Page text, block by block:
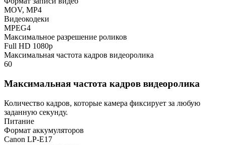
MOV, MP4
Видеокодеки
MPEG4
Максимальное разрешение роликов
Full HD 1080p
Максимальная частота кадров видеоролика
60
Максимальная частота кадров видеоролика
Количество кадров, которые камера фиксирует за любую
заданную секунду.
Питание
Формат аккумуляторов
Canon LP-E17